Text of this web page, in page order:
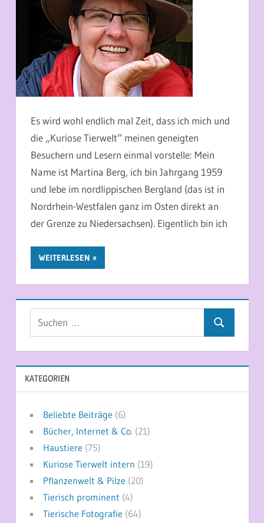
Es wird wohl endlich mal Zeit, dass ich mich und
die „Kuriose Tierwelt“ meinen geneigten
Besuchern und Lesern einmal vorstelle: Mein
Name ist Martina Berg, ich bin Jahrgang 1959
und lebe im nordlippischen Bergland (das ist in
Nordrhein-Westfalen ganz im Osten direkt an
der Grenze zu Niedersachsen). Eigentlich bin ich
WEITERLESEN
Suchen
KATEGORIEN
Beliebte Beiträge (6)
Bücher, Internet & Co. (21)
Haustiere (75)
Kuriose Tierwelt intern (19)
Pflanzenwelt & Pilze (20)
Tierisch prominent (4)
Tierische Fotografie (64)